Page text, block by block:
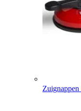
Zuignappen